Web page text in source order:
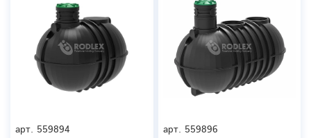
арт. 559894
арт. 559896